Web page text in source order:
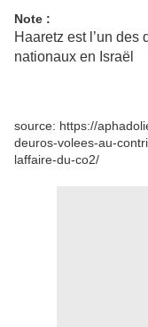
Note :
Haaretz est l’un
nationaux en Israël
source: https://
deuros-volees-au-
laffaire-du-co2/